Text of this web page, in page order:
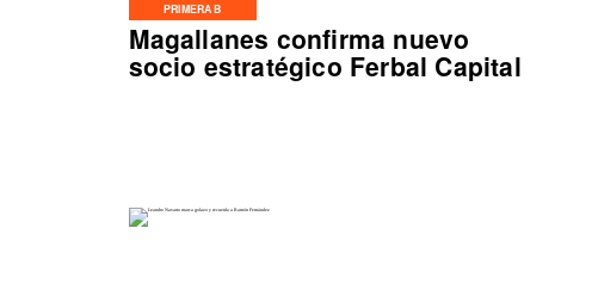
PRIMERA B
Magallanes confirma nuevo
socio estratégico Ferbal Capital